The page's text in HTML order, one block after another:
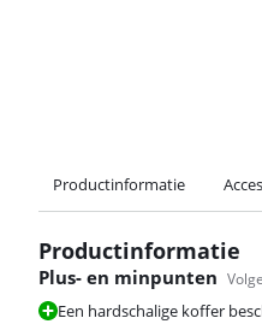
Productinformatie
Productinformatie
Plus- en minpunten
Een hardschalige koffer